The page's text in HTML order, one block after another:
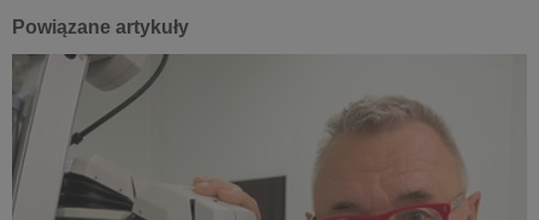
Powiązane artykuły